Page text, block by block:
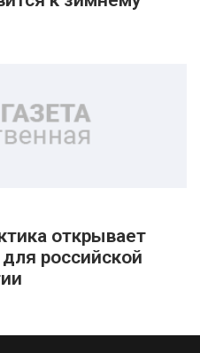
открывает
российской